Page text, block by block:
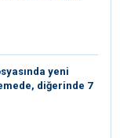
yeni
diğerinde 7